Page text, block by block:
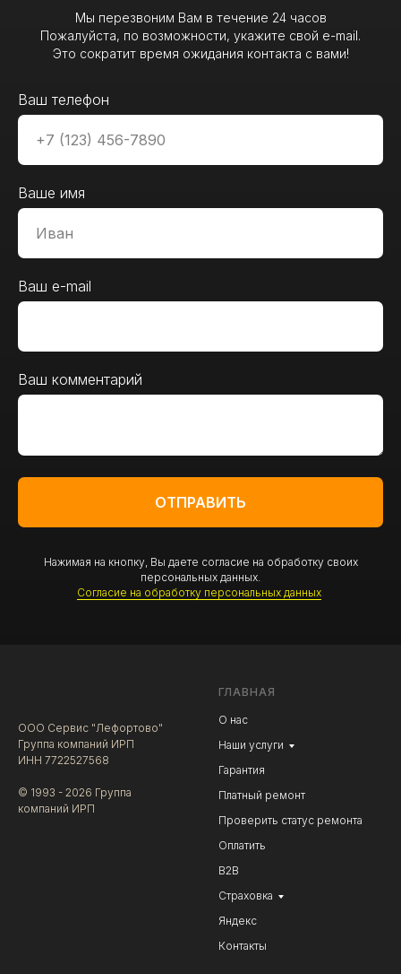
Мы перезвоним Вам в течение 24 часов
Пожалуйста, по возможности, укажите свой e-mail.
Это сократит время ожидания контакта с вами!
Ваш телефон
Ваше имя
Ваш e-mail
Ваш комментарий
ОТПРАВИТЬ
Нажимая на кнопку, Вы даете согласие на обработку своих
персональных данных.
Согласие на обработку персональных данных
ООО Сервис "Лефортово"
Группа компаний ИРП
ИНН 7722527568
© 1993 - 2026 Группа
компаний ИРП
ГЛАВНАЯ
О нас
Наши услуги
Гарантия
Платный ремонт
Проверить статус ремонта
Оплатить
В2В
Страховка
Яндекс
Контакты